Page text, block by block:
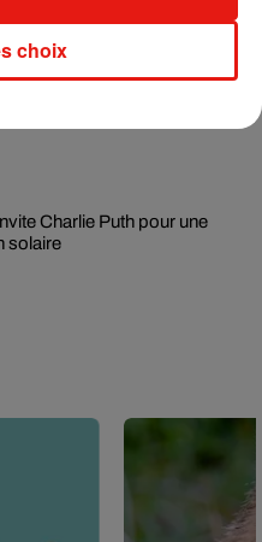
invite Selena Gomez et
son nouveau single
Charlie Puth pour une
solaire
choix